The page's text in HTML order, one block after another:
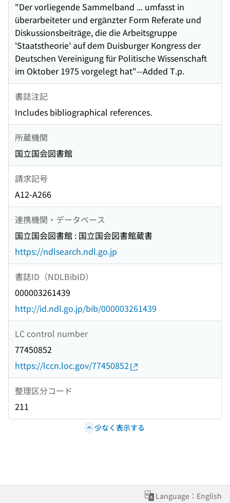
"Der vorliegende Sammelband ... umfasst in
überarbeiteter und ergänzter Form Referate und
Diskussionsbeiträge, die die Arbeitsgruppe
'Staatstheorie' auf dem Duisburger Kongress der
Deutschen Vereinigung für Politische Wissenschaft
im Oktober 1975 vorgelegt hat"--Added T.p.
書誌注記
Includes bibliographical references.
所蔵機関
国立国会図書館
請求記号
A12-A266
連携機関・データベース
国立国会図書館 : 国立国会図書館蔵書
https://ndlsearch.ndl.go.jp
書誌ID（NDLBibID）
000003261439
http://id.ndl.go.jp/bib/000003261439
LC control number
77450852
https://lccn.loc.gov/77450852
整理区分コード
211
少なく表示する
Language：English